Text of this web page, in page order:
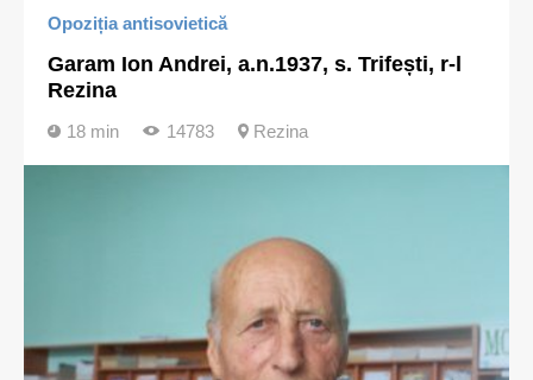
Opoziția antisovietică
Garam Ion Andrei, a.n.1937, s. Trifești, r-l
Rezina
18 min 14783 Rezina